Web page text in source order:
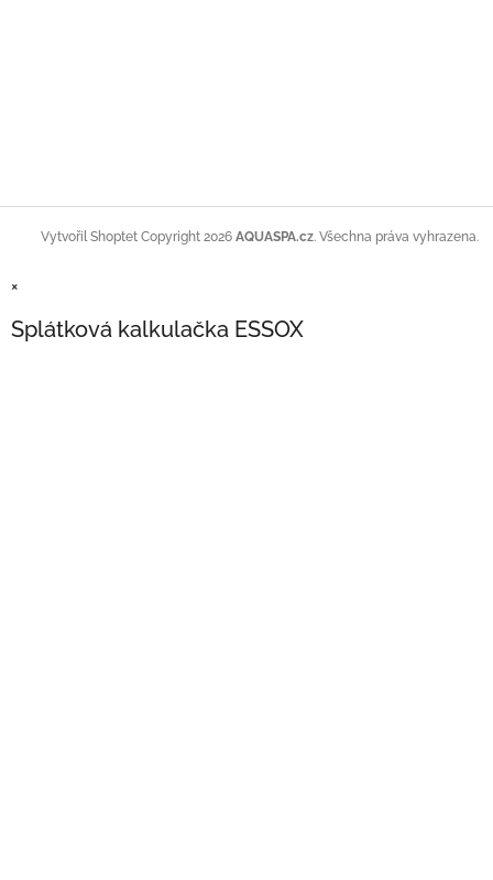
Vytvořil Shoptet Copyright 2026 AQUASPA.cz. Všechna práva vyhrazena.
×
Splátková kalkulačka ESSOX